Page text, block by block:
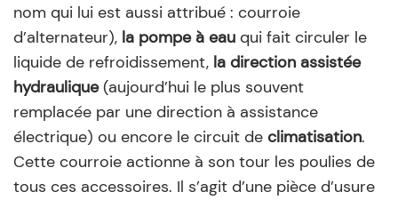
nom qui lui est aussi attribué : courroie
d’alternateur), la pompe à eau qui fait circuler le
liquide de refroidissement, la direction assistée
hydraulique(aujourd’hui le plus souvent
remplacée par une direction à assistance
électrique) ou encore le circuit de climatisation.
Cette courroie actionne à son tour les poulies de
tous ces accessoires. Il s’agit d’une pièce d’usure